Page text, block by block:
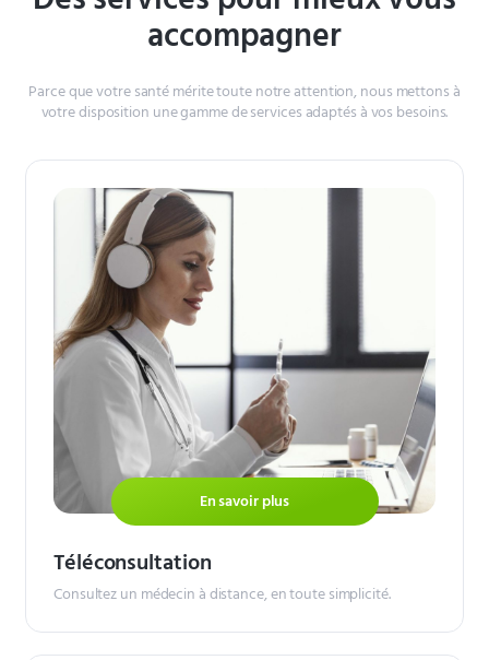
accompagner
Parce que votre santé mérite toute notre attention, nous mettons à
votre disposition une gamme de services adaptés à vos besoins.
En savoir plus
Téléconsultation
Consultez un médecin à distance, en toute simplicité.